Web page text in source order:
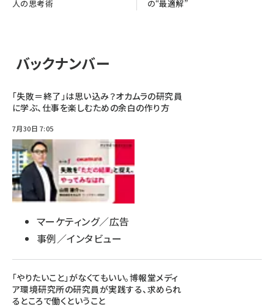
人の思考術 の“最適解”
バックナンバー
「失敗＝終了」は思い込み？オカムラの研究員
に学ぶ、仕事を楽しむための余白の作り方
7月30日 7:05
マーケティング／広告
事例／インタビュー
「やりたいこと」がなくてもいい。博報堂メディ
ア環境研究所の研究員が実践する、求められ
るところで働くということ